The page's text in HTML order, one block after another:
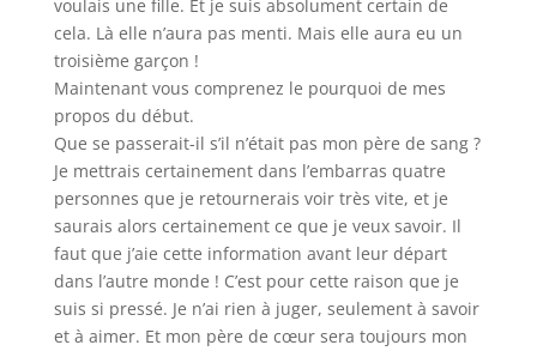
voulais une fille. Et je suis absolument certain de
cela. Là elle n’aura pas menti. Mais elle aura eu un
troisième garçon !
Maintenant vous comprenez le pourquoi de mes
propos du début.
Que se passerait-il s’il n’était pas mon père de sang ?
Je mettrais certainement dans l’embarras quatre
personnes que je retournerais voir très vite, et je
saurais alors certainement ce que je veux savoir. Il
faut que j’aie cette information avant leur départ
dans l’autre monde ! C’est pour cette raison que je
suis si pressé. Je n’ai rien à juger, seulement à savoir
et à aimer. Et mon père de cœur sera toujours mon